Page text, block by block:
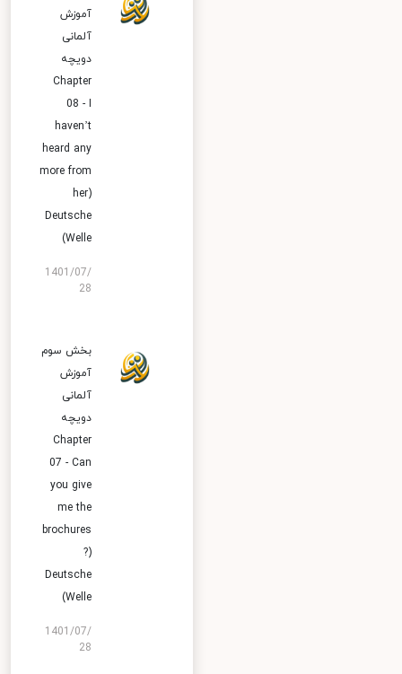
آموزش
آلمانی
دویچه
Chapter
08 - I
haven’t
heard any
more from
her)
Deutsche
Welle)
1401/07/
28
بخش سوم
آموزش
آلمانی
دویچه
Chapter
07 - Can
you give
me the
brochures
Deutsche
Welle)
1401/07/
28